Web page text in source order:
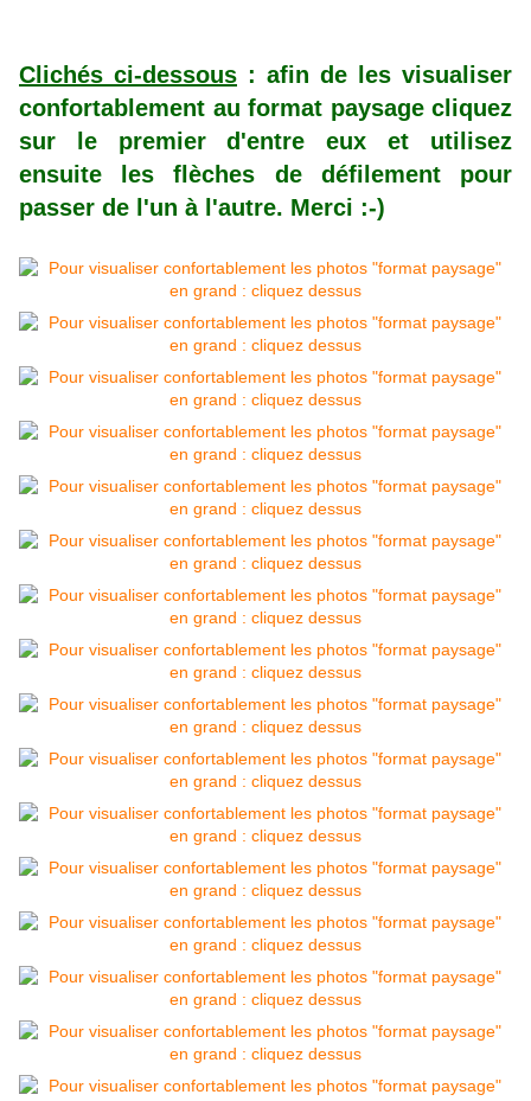
Clichés ci-dessous : afin de les visualiser
confortablement au format paysage cliquez
sur le premier d'entre eux et utilisez
ensuite les flèches de défilement pour
passer de l'un à l'autre. Merci :-)